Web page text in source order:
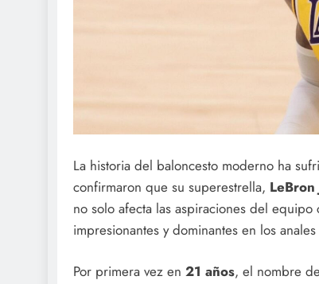
La historia del baloncesto moderno ha
confirmaron que su superestrella, LeBron
no solo afecta las aspiraciones del
impresionantes y dominantes en los
Por primera vez en 21 años, el nombre